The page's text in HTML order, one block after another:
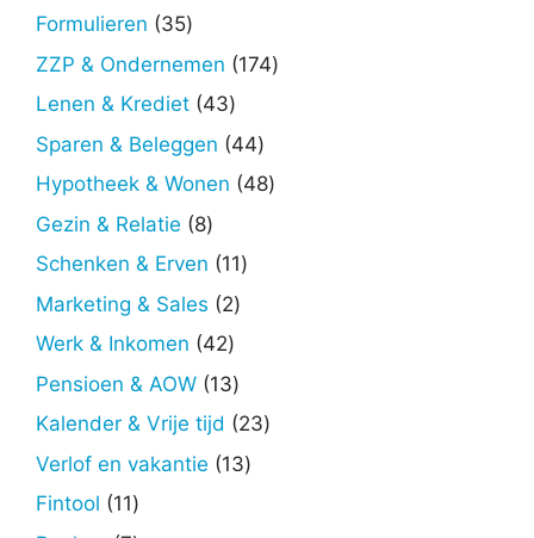
producten
Formulieren 3535
producten
ZZP & Ondernemen 174174
Lenen & Krediet 4343
producten
Sparen & Beleggen 4444
producten
Hypotheek & Wonen 4848
Gezin & Relatie 88
producten
Schenken & Erven 1111
Marketing & Sales 22
Werk & Inkomen 4242
producten
Pensioen & AOW 1313
producten
Kalender & Vrije tijd 2323
Verlof en vakantie 1313
Fintool 1111
producten